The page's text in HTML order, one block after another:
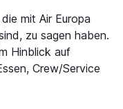
mit Air Europa
zu sagen haben.
Hinblick auf
Crew/Service